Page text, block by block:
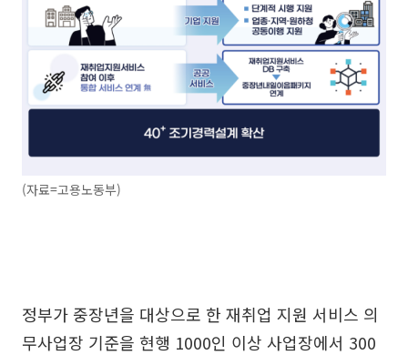
(자료=고용노동부)
정부가 중장년을 대상으로 한 재취업 지원 서비스 의
무사업장 기준을 현행 1000인 이상 사업장에서 300